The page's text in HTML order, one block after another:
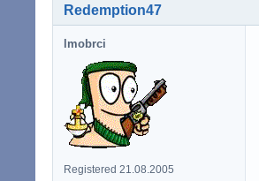
Redemption47
lmobrci
Registered 21.08.2005